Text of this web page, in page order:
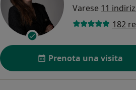
Varese 11
182
Prenota una visita